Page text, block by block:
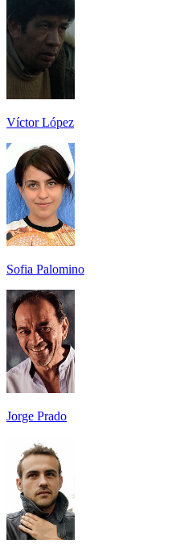
Víctor López
Sofia Palomino
Jorge Prado